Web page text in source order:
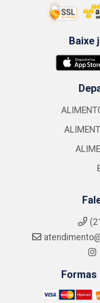
Baixe
Formas